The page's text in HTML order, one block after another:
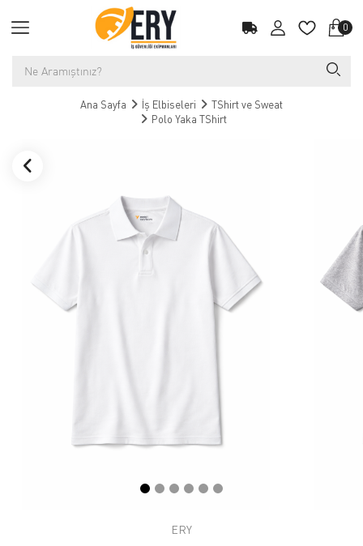
0
Ana Sayfa İş Elbiseleri
TShirt ve Sweat
Polo Yaka TShirt
ERY